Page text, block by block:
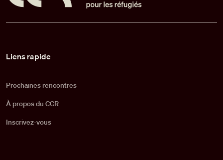
Liens rapide
Prochaines rencontres
À propos du CCR
Inscrivez-vous